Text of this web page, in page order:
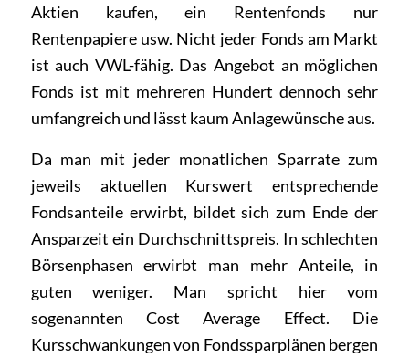
Aktien kaufen, ein Rentenfonds nur
Rentenpapiere usw. Nicht jeder Fonds am Markt
ist auch VWL-fähig. Das Angebot an möglichen
Fonds ist mit mehreren Hundert dennoch sehr
umfangreich und lässt kaum Anlagewünsche aus.
Da man mit jeder monatlichen Sparrate zum
jeweils aktuellen Kurswert entsprechende
Fondsanteile erwirbt, bildet sich zum Ende der
Ansparzeit ein Durchschnittspreis. In schlechten
Börsenphasen erwirbt man mehr Anteile, in
guten weniger. Man spricht hier vom
sogenannten Cost Average Effect. Die
Kursschwankungen von Fondssparplänen bergen